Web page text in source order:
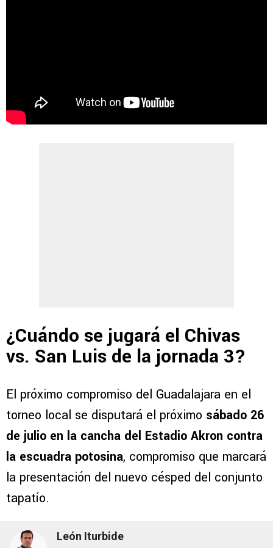
¿Cuándo se jugará el Chivas
vs. San Luis de la jornada 3?
El próximo compromiso del Guadalajara en el
torneo local se disputará el próximo sábado 26
de julio en la cancha del Estadio Akron contra
la escuadra potosina, compromiso que marcará
la presentación del nuevo césped del conjunto
tapatío.
León Iturbide